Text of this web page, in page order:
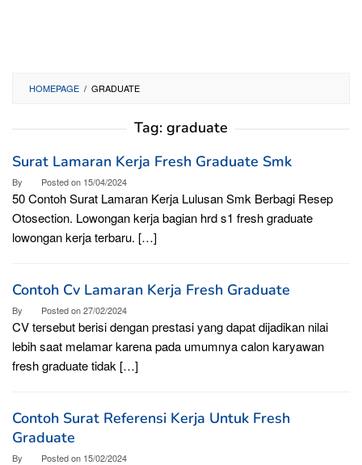
HOMEPAGE / GRADUATE
Tag: graduate
Surat Lamaran Kerja Fresh Graduate Smk
By Posted on 15/04/2024
50 Contoh Surat Lamaran Kerja Lulusan Smk Berbagi Resep
Otosection. Lowongan kerja bagian hrd s1 fresh graduate
lowongan kerja terbaru. […]
Contoh Cv Lamaran Kerja Fresh Graduate
By Posted on27/02/2024
CV tersebut berisi dengan prestasi yang dapat dijadikan nilai
lebih saat melamar karena pada umumnya calon karyawan
fresh graduate tidak […]
Contoh Surat Referensi Kerja Untuk Fresh
Graduate
By Posted on 15/02/2024